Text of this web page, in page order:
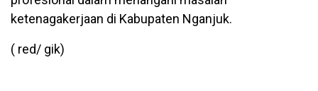
ketenagakerjaan di Kabupaten Nganjuk.
( red/ gik)